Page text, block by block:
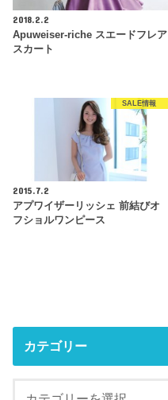
2018.2.2
Apuweiser-riche スエードフレア
スカート
SALE情報
2015.7.2
アプワイザーリッシェ 前結びオ
フショルワンピース
カテゴリー